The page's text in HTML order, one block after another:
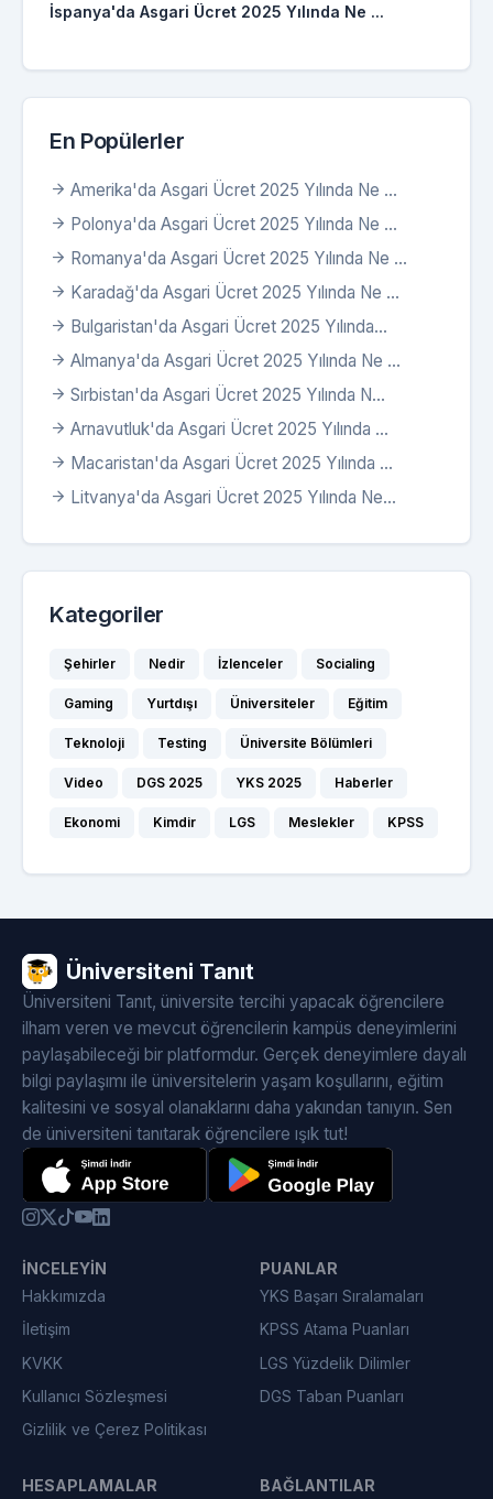
İspanya'da Asgari Ücret 2025 Yılında Ne ...
En Popülerler
Amerika'da Asgari Ücret 2025 Yılında Ne ...
Polonya'da Asgari Ücret 2025 Yılında Ne ...
Romanya'da Asgari Ücret 2025 Yılında Ne ...
Karadağ'da Asgari Ücret 2025 Yılında Ne ...
Bulgaristan'da Asgari Ücret 2025 Yılında...
Almanya'da Asgari Ücret 2025 Yılında Ne ...
Sırbistan'da Asgari Ücret 2025 Yılında N...
Arnavutluk'da Asgari Ücret 2025 Yılında ...
Macaristan'da Asgari Ücret 2025 Yılında ...
Litvanya'da Asgari Ücret 2025 Yılında Ne...
Kategoriler
Şehirler Nedir İzlenceler Socialing
Gaming Yurtdışı Üniversiteler Eğitim
Teknoloji Testing Üniversite Bölümleri
Video DGS 2025 YKS 2025 Haberler
Ekonomi Kimdir LGS Meslekler KPSS
Üniversiteni Tanıt
Üniversiteni Tanıt, üniversite tercihi yapacak öğrencilere
ilham veren ve mevcut öğrencilerin kampüs deneyimlerini
paylaşabileceği bir platformdur. Gerçek deneyimlere dayalı
bilgi paylaşımı ile üniversitelerin yaşam koşullarını, eğitim
kalitesini ve sosyal olanaklarını daha yakından tanıyın. Sen
de üniversiteni tanıtarak öğrencilere ışık tut!
İNCELEYIN
Hakkımızda
İletişim
KVKK
Kullanıcı Sözleşmesi
Gizlilik ve Çerez Politikası
PUANLAR
YKS Başarı Sıralamaları
KPSS Atama Puanları
LGS Yüzdelik Dilimler
DGS Taban Puanları
HESAPLAMALAR BAĞLANTILAR